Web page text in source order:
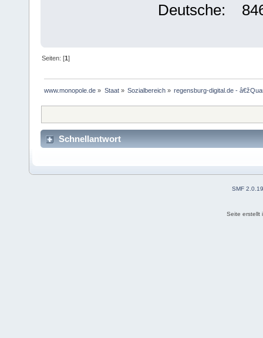
Deutsche:
Seiten: [1]
www.monopole.de » Staat» Sozialbereich» regensburg-digital.de -
Schnellantwort
SMF 2.0.19
Seite erstellt